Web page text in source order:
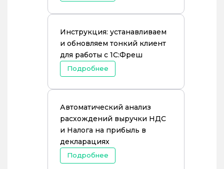
Инструкция: устанавливаем
и обновляем тонкий клиент
для работы с 1С:Фреш
Подробнее
Автоматический анализ
расхождений выручки НДС
и Налога на прибыль в
декларациях
Подробнее